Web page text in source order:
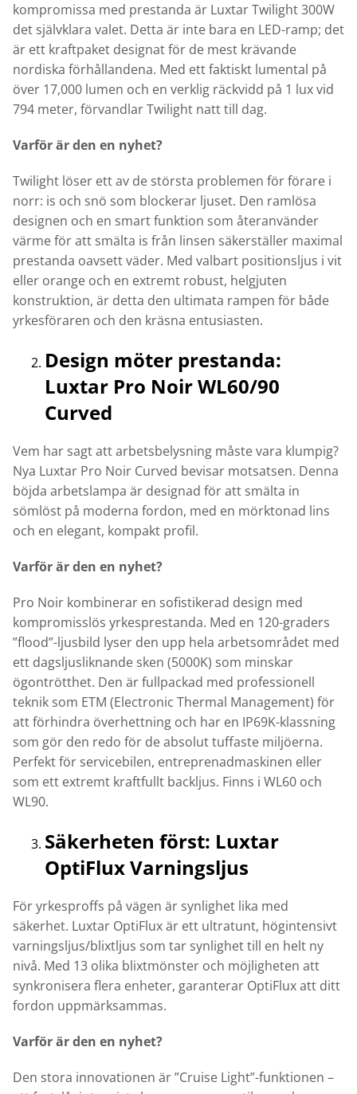
kompromissa med prestanda är Luxtar Twilight 300W
det självklara valet. Detta är inte bara en LED-ramp; det
är ett kraftpaket designat för de mest krävande
nordiska förhållandena. Med ett faktiskt lumental på
över 17,000 lumen och en verklig räckvidd på 1 lux vid
794 meter, förvandlar Twilight natt till dag.
Varför är den en nyhet?
Twilight löser ett av de största problemen för förare i
norr: is och snö som blockerar ljuset. Den ramlösa
designen och en smart funktion som återanvänder
värme för att smälta is från linsen säkerställer maximal
prestanda oavsett väder. Med valbart positionsljus i vit
eller orange och en extremt robust, helgjuten
konstruktion, är detta den ultimata rampen för både
yrkesföraren och den kräsna entusiasten.
Design möter prestanda:
Luxtar Pro Noir WL60/90
Curved
Vem har sagt att arbetsbelysning måste vara klumpig?
Nya Luxtar Pro Noir Curved bevisar motsatsen. Denna
böjda arbetslampa är designad för att smälta in
sömlöst på moderna fordon, med en mörktonad lins
och en elegant, kompakt profil.
Varför är den en nyhet?
Pro Noir kombinerar en sofistikerad design med
kompromisslös yrkesprestanda. Med en 120-graders
”flood”-ljusbild lyser den upp hela arbetsområdet med
ett dagsljusliknande sken (5000K) som minskar
ögontrötthet. Den är fullpackad med professionell
teknik som ETM (Electronic Thermal Management) för
att förhindra överhettning och har en IP69K-klassning
som gör den redo för de absolut tuffaste miljöerna.
Perfekt för servicebilen, entreprenadmaskinen eller
som ett extremt kraftfullt backljus. Finns i WL60 och
WL90.
Säkerheten först: Luxtar
OptiFlux Varningsljus
För yrkesproffs på vägen är synlighet lika med
säkerhet. Luxtar OptiFlux är ett ultratunt, högintensivt
varningsljus/blixtljus som tar synlighet till en helt ny
nivå. Med 13 olika blixtmönster och möjligheten att
synkronisera flera enheter, garanterar OptiFlux att ditt
fordon uppmärksammas.
Varför är den en nyhet?
Den stora innovationen är ”Cruise Light”-funktionen –